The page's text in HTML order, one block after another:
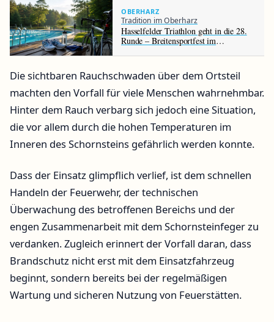
OBERHARZ
Tradition im Oberharz
Hasselfelder Triathlon geht in die 28.
Runde – Breitensportfest im
Die sichtbaren Rauchschwaden über dem Ortsteil
machten den Vorfall für viele Menschen wahrnehmbar.
Hinter dem Rauch verbarg sich jedoch eine Situation,
die vor allem durch die hohen Temperaturen im
Inneren des Schornsteins gefährlich werden konnte.
Dass der Einsatz glimpflich verlief, ist dem schnellen
Handeln der Feuerwehr, der technischen
Überwachung des betroffenen Bereichs und der
engen Zusammenarbeit mit dem Schornsteinfeger zu
verdanken. Zugleich erinnert der Vorfall daran, dass
Brandschutz nicht erst mit dem Einsatzfahrzeug
beginnt, sondern bereits bei der regelmäßigen
Wartung und sicheren Nutzung von Feuerstätten.